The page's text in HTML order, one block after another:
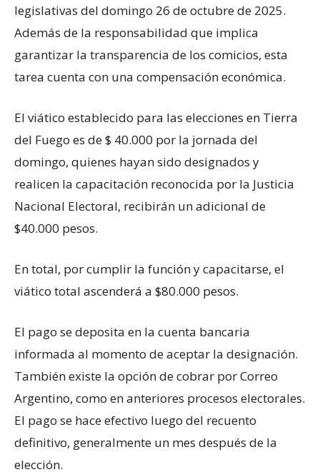
legislativas del domingo 26 de octubre de 2025.
Además de la responsabilidad que implica
garantizar la transparencia de los comicios, esta
tarea cuenta con una compensación económica.
El viático establecido para las elecciones en Tierra
del Fuego es de $ 40.000 por la jornada del
domingo, quienes hayan sido designados y
realicen la capacitación reconocida por la Justicia
Nacional Electoral, recibirán un adicional de
$40.000 pesos.
En total, por cumplir la función y capacitarse, el
viático total ascenderá a $80.000 pesos.
El pago se deposita en la cuenta bancaria
informada al momento de aceptar la designación.
También existe la opción de cobrar por Correo
Argentino, como en anteriores procesos electorales.
El pago se hace efectivo luego del recuento
definitivo, generalmente un mes después de la
elección.